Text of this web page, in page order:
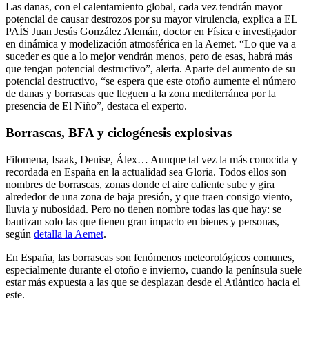
Las danas, con el calentamiento global, cada vez tendrán mayor
potencial de causar destrozos por su mayor virulencia, explica a EL
PAÍS Juan Jesús González Alemán, doctor en Física e investigador
en dinámica y modelización atmosférica en la Aemet. “Lo que va a
suceder es que a lo mejor vendrán menos, pero de esas, habrá más
que tengan potencial destructivo”, alerta. Aparte del aumento de su
potencial destructivo, “se espera que este otoño aumente el número
de danas y borrascas que lleguen a la zona mediterránea por la
presencia de El Niño”, destaca el experto.
Borrascas, BFA y ciclogénesis explosivas
Filomena, Isaak, Denise, Álex… Aunque tal vez la más conocida y
recordada en España en la actualidad sea Gloria. Todos ellos son
nombres de borrascas, zonas donde el aire caliente sube y gira
alrededor de una zona de baja presión, y que traen consigo viento,
lluvia y nubosidad. Pero no tienen nombre todas las que hay: se
bautizan solo las que tienen gran impacto en bienes y personas,
según detalla la Aemet.
En España, las borrascas son fenómenos meteorológicos comunes,
especialmente durante el otoño e invierno, cuando la península suele
estar más expuesta a las que se desplazan desde el Atlántico hacia el
este.